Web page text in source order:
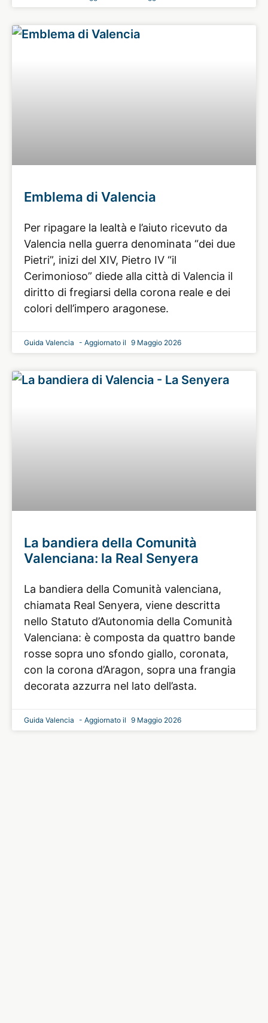
Emblema di Valencia
Per ripagare la lealtà e l’aiuto ricevuto da
Valencia nella guerra denominata “dei due
Pietri”, inizi del XIV, Pietro IV “il
Cerimonioso” diede alla città di Valencia il
diritto di fregiarsi della corona reale e dei
colori dell’impero aragonese.
Guida Valencia 9 Maggio 2026
La bandiera della Comunità
Valenciana: la Real Senyera
La bandiera della Comunità valenciana,
chiamata Real Senyera, viene descritta
nello Statuto d’Autonomia della Comunità
Valenciana: è composta da quattro bande
rosse sopra uno sfondo giallo, coronata,
con la corona d’Aragon, sopra una frangia
decorata azzurra nel lato dell’asta.
Guida Valencia 9 Maggio 2026